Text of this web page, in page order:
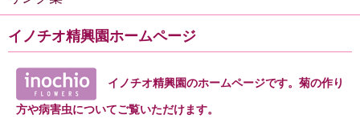
イノチオ精興園ホームページ
イノチオ精興園のホームページです。菊の作り
方や病害虫についてご覧いただけます。